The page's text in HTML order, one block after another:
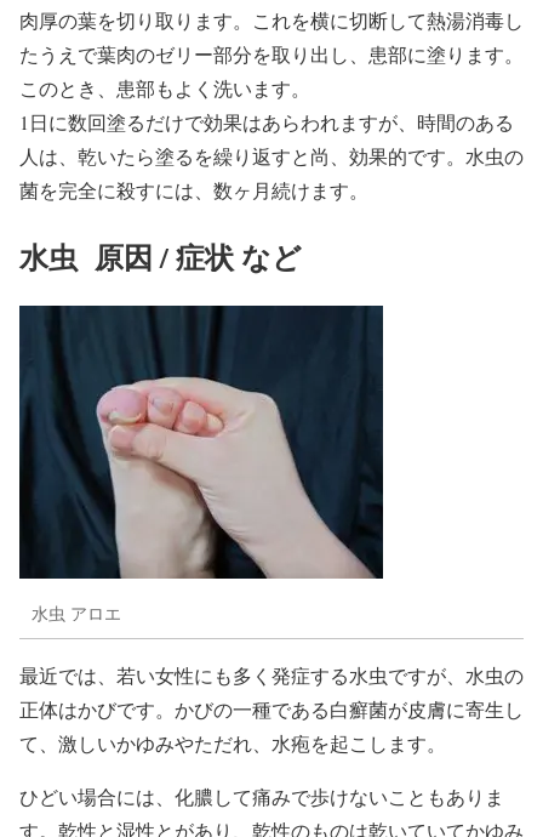
肉厚の葉を切り取ります。これを横に切断して熱湯消毒し
たうえで葉肉のゼリー部分を取り出し、患部に塗ります。
このとき、患部もよく洗います。
1日に数回塗るだけで効果はあらわれますが、時間のある
人は、乾いたら塗るを繰り返すと尚、効果的です。水虫の
菌を完全に殺すには、数ヶ月続けます。
水虫 原因 / 症状 など
水虫 アロエ
最近では、若い女性にも多く発症する水虫ですが、水虫の
正体はかびです。かびの一種である白癬菌が皮膚に寄生し
て、激しいかゆみやただれ、水疱を起こします。
ひどい場合には、化膿して痛みで歩けないこともありま
す。乾性と湿性とがあり、乾性のものは乾いていてかゆみ